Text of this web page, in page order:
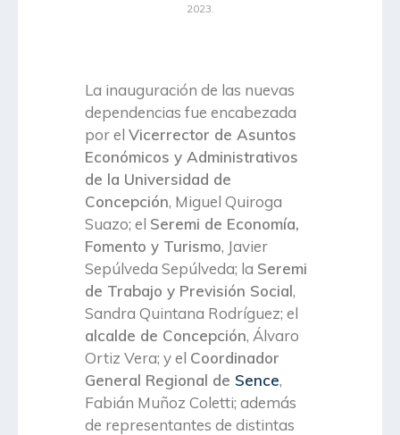
2023.
La inauguración de las nuevas
dependencias fue encabezada
por el Vicerrector de Asuntos
Económicos y Administrativos
de la Universidad de
Concepción, Miguel Quiroga
Suazo; el Seremi de Economía,
Fomento y Turismo, Javier
Sepúlveda Sepúlveda; la Seremi
de Trabajo y Previsión Social,
Sandra Quintana Rodríguez; el
alcalde de Concepción, Álvaro
Ortiz Vera; y el Coordinador
General Regional de Sence,
Fabián Muñoz Coletti; además
de representantes de distintas